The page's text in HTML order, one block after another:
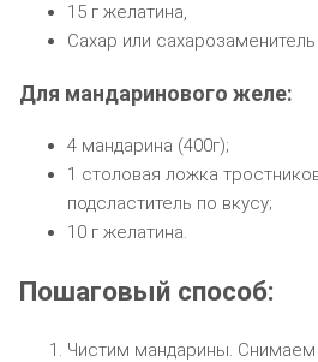
15 г желатина,
Сахар или сахарозаменитель
Для мандаринового желе:
4 мандарина (400г);
1 столовая ложка
подсластитель по вкусу;
10 г желатина.
Пошаговый способ:
Чистим мандарины.